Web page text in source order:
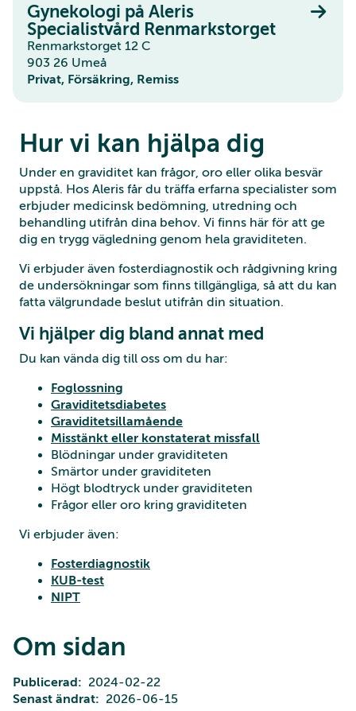
Gynekologi på Aleris
Specialistvård Renmarkstorget
Renmarkstorget 12 C
903 26 Umeå
Privat, Försäkring, Remiss
Hur vi kan hjälpa dig
Under en graviditet kan frågor, oro eller olika besvär
uppstå. Hos Aleris får du träffa erfarna specialister som
erbjuder medicinsk bedömning, utredning och
behandling utifrån dina behov. Vi finns här för att ge
dig en trygg vägledning genom hela graviditeten.
Vi erbjuder även fosterdiagnostik och rådgivning kring
de undersökningar som finns tillgängliga, så att du kan
fatta välgrundade beslut utifrån din situation.
Vi hjälper dig bland annat med
Du kan vända dig till oss om du har:
Foglossning
Graviditetsdiabetes
Graviditetsillamående
Misstänkt eller konstaterat missfall
Blödningar under graviditeten
Smärtor under graviditeten
Högt blodtryck under graviditeten
Frågor eller oro kring graviditeten
Vi erbjuder även:
Fosterdiagnostik
KUB-test
NIPT
Om sidan
Publicerad
2024-02-22
Senast ändrat
2026-06-15